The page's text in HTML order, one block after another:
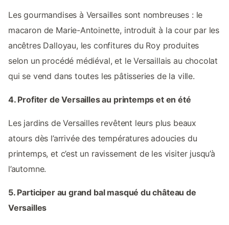
Les gourmandises à Versailles sont nombreuses : le
macaron de Marie-Antoinette, introduit à la cour par les
ancêtres Dalloyau, les confitures du Roy produites
selon un procédé médiéval, et le Versaillais au chocolat
qui se vend dans toutes les pâtisseries de la ville.
4. Profiter de Versailles au printemps et en été
Les jardins de Versailles revêtent leurs plus beaux
atours dès l’arrivée des températures adoucies du
printemps, et c’est un ravissement de les visiter jusqu’à
l’automne.
5. Participer au grand bal masqué du château de
Versailles